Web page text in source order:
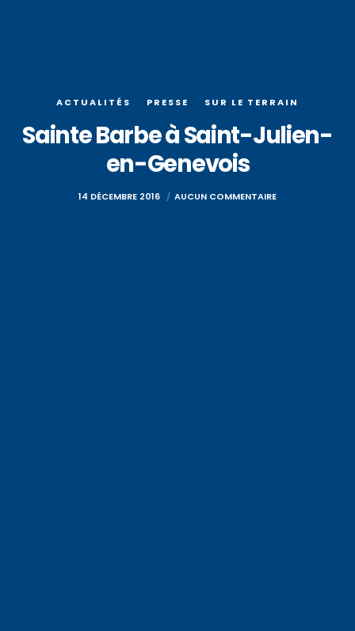
ACTUALITÉS PRESSE SUR LE TERRAIN
Sainte Barbe à Saint-Julien-
en-Genevois
14 DÉCEMBRE 2016 AUCUN COMMENTAIRE